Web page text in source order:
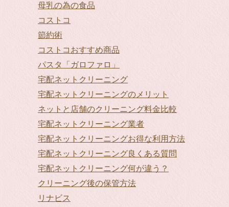
母乳の為の食品
コストコ
節約術
コストコおすすめ商品
パスタ「ガロファロ」
宅配ネットクリーニング
宅配ネットクリーニングのメリット
ネットと店舗のクリーニング料金比較
宅配ネットクリーニング業者
宅配ネットクリーニングお得な利用方法
宅配ネットクリーニング良くある質問
宅配ネットクリーニング何が違う？
クリーニング後の保管方法
リナビス